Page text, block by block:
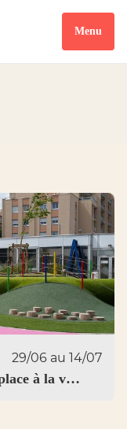
Menu
29/06 au 14/07
à la v…